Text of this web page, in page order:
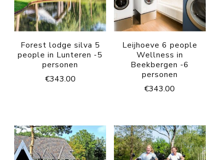
Forest lodge silva 5
people in Lunteren -5
personen
€343.00
Leijhoeve 6 people
Wellness in
Beekbergen -6
personen
€343.00